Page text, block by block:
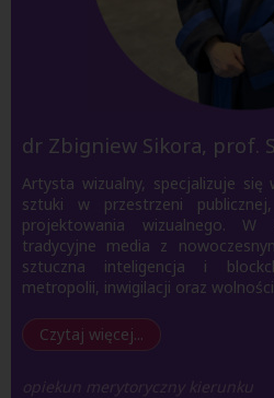
dr Zbigniew Sikora, prof.
Artysta wizualny, specjalizuje się
sztuki w przestrzeni
projektowania wizualnego. W
tradycyjne media z
sztuczna inteligencja i
metropolii, inwigilacji oraz
Czytaj więcej...
opiekun merytoryczny kierunku